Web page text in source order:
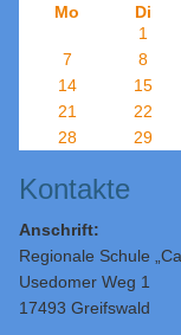
Mo Di
1
7
8
14
15
21
22
28
29
Kontakte
Anschrift:
Regionale Schule
Usedomer Weg 1
17493 Greifswald